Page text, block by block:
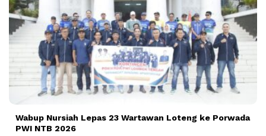
Wabup Nursiah Lepas 23 Wartawan Loteng ke Porwada
PWI NTB 2026